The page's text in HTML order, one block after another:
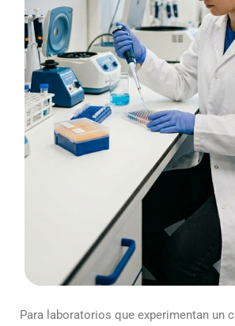
Para laboratorios que experimentan un